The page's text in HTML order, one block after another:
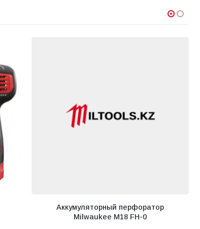
Аккумуляторный перфоратор
Milwaukee M18 FH-0